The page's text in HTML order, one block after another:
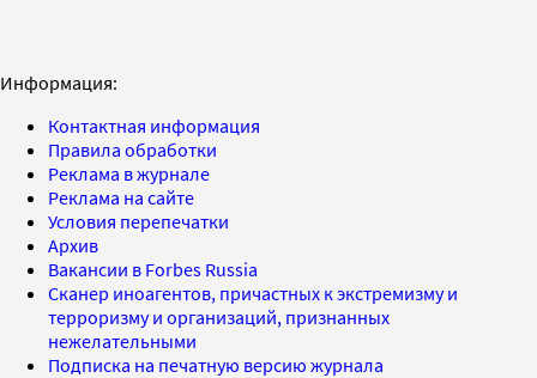
Информация:
Контактная информация
Правила обработки
Реклама в журнале
Реклама на сайте
Условия перепечатки
Архив
Вакансии в Forbes Russia
Сканер иноагентов, причастных к экстремизму и
терроризму и организаций, признанных
нежелательными
Подписка на печатную версию журнала